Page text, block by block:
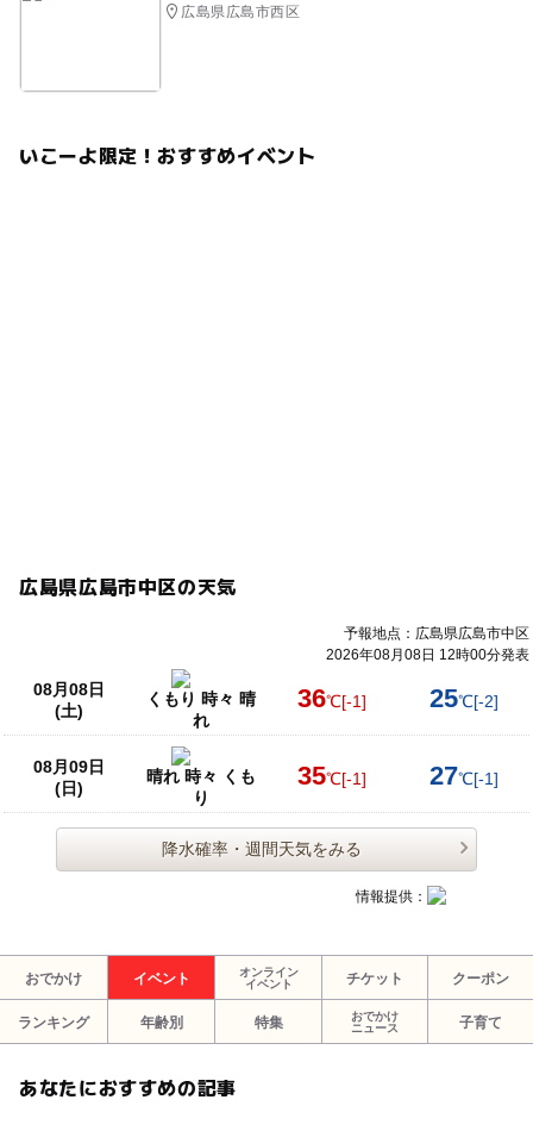
広島県広島市西区
いこーよ限定！おすすめイベント
広島県広島市中区の天気
予報地点：広島県広島市中区
2026年08月08日 12時00分発表
08月08日
(土)
くもり 時々 晴
れ
36℃[-1] 25℃[-2]
08月09日
(日)
晴れ 時々 くも
り
35℃[-1] 27℃[-1]
降水確率・週間天気をみる
情報提供：
おでかけ イベント
オンライン
イベント
チケット クーポン
ランキング 年齢別 特集
おでかけ
ニュース
子育て
あなたにおすすめの記事